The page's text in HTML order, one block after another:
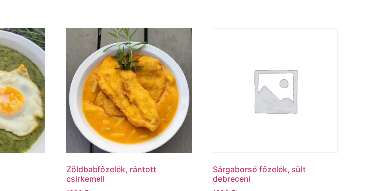
Zöldbabfőzelék, rántott
csirkemell
Sárgaborsó főzelék, sült
debreceni